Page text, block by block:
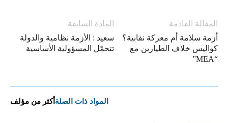
المادة السابقة
سعيد : الأزمة نظامية والدولة
تتحمّل المسؤولية الأساسية
المقالة القادمة
أزمة سلامة أم معركة نقابية؟
كواليس خلاف الطيارين مع
“MEA”
المواد ذات الصلة أكثر من مؤلف